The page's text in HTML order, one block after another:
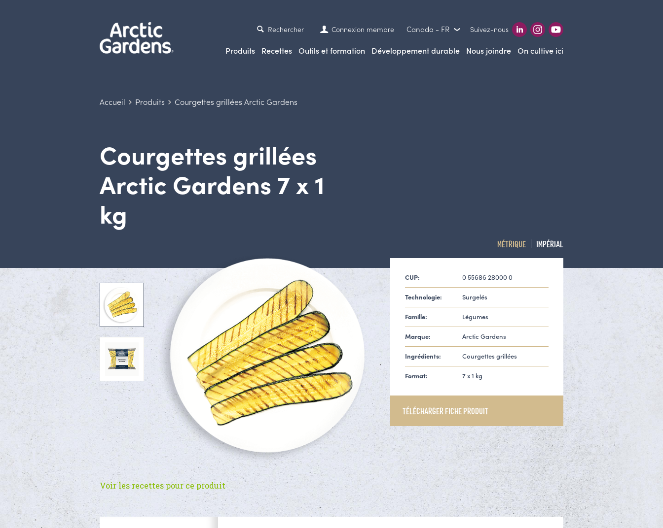
Rechercher Connexion membre Canada - FR Suivez-nous
Produits Recettes Outils et formation Développement durable Nous joindre On cultive ici
Accueil Produits Courgettes grillées Arctic Gardens
Courgettes grillées
Arctic Gardens 7 x 1
kg
MÉTRIQUE IMPÉRIAL
Voir les recettes pour ce produit
CUP: 0 55686 28000 0
Technologie: Surgelés
Famille: Légumes
Marque: Arctic Gardens
Ingrédients: Courgettes grillées
Format: 7 x 1 kg
TÉLÉCHARGER FICHE PRODUIT